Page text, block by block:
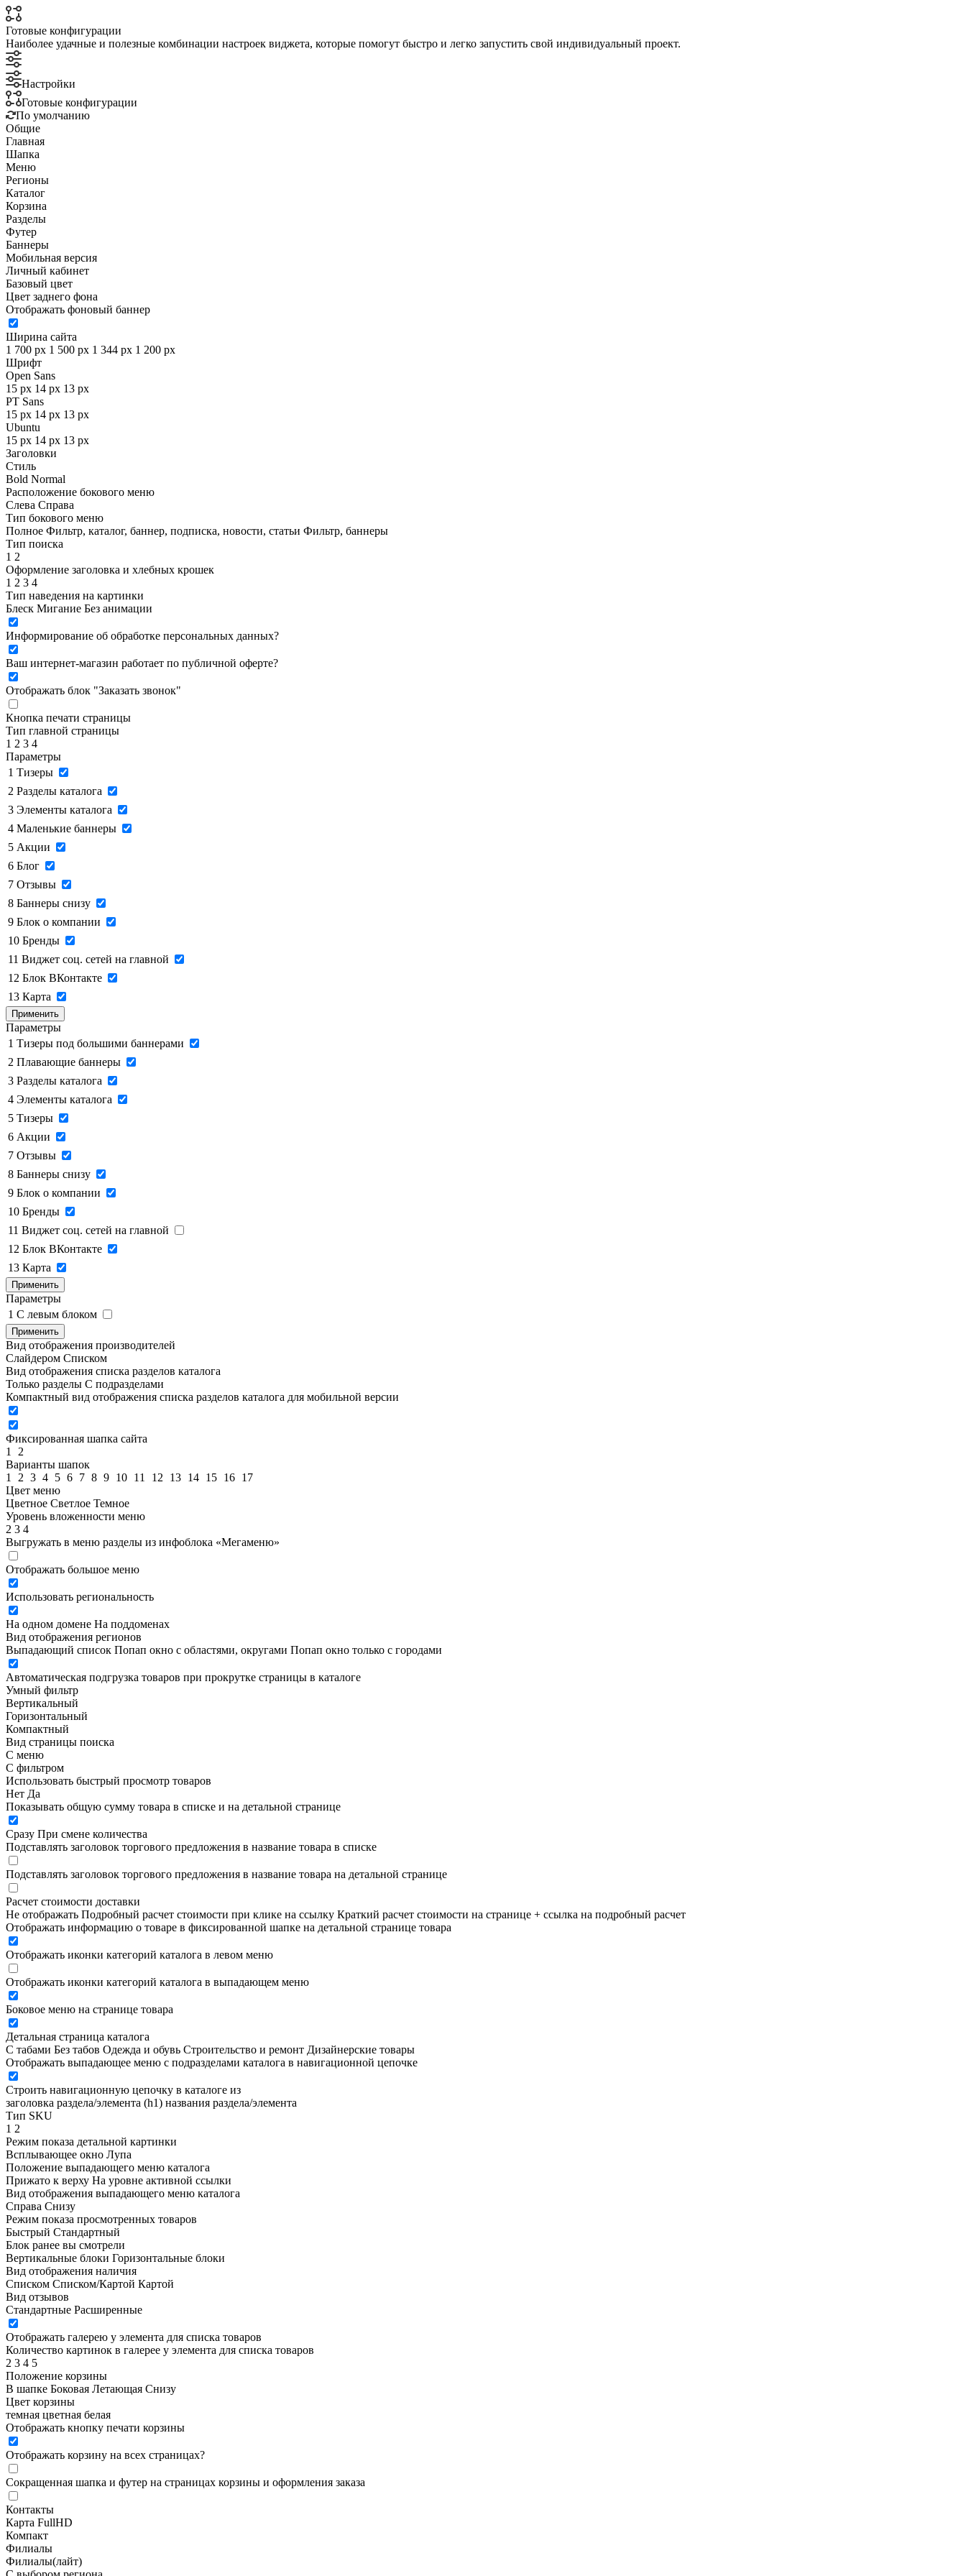
Готовые конфигурации
Наиболее удачные и полезные комбинации настроек виджета, которые помогут быстро и легко запустить свой индивидуальный проект.
Настройки
Готовые конфигурации
По умолчанию
Общие
Главная
Шапка
Меню
Регионы
Каталог
Корзина
Разделы
Футер
Баннеры
Мобильная версия
Личный кабинет
Базовый цвет
Цвет заднего фона
Отображать фоновый баннер
Ширина сайта
1 700 px 1 500 px 1 344 px 1 200 px
Шрифт
Open Sans
15 px 14 px 13 px
PT Sans
15 px 14 px 13 px
Ubuntu
15 px 14 px 13 px
Заголовки
Стиль
Bold Normal
Расположение бокового меню
Слева Справа
Тип бокового меню
Полное Фильтр, каталог, баннер, подписка, новости, статьи Фильтр, баннеры
Тип поиска
1 2
Оформление заголовка и хлебных крошек
1 2 3 4
Тип наведения на картинки
Блеск Мигание Без анимации
Информирование об обработке персональных данных?
Ваш интернет-магазин работает по публичной оферте?
Отображать блок "Заказать звонок"
Кнопка печати страницы
Тип главной страницы
1 2 3 4
Параметры
1 Тизеры
2 Разделы каталога
3 Элементы каталога
4 Маленькие баннеры
5 Акции
6 Блог
7 Отзывы
8 Баннеры снизу
9 Блок о компании
10 Бренды
11 Виджет соц. сетей на главной
12 Блок ВКонтакте
13 Карта
Применить
Параметры
1 Тизеры под большими баннерами
2 Плавающие баннеры
3 Разделы каталога
4 Элементы каталога
5 Тизеры
6 Акции
7 Отзывы
8 Баннеры снизу
9 Блок о компании
10 Бренды
11 Виджет соц. сетей на главной
12 Блок ВКонтакте
13 Карта
Применить
Параметры
1 C левым блоком
Применить
Вид отображения производителей
Слайдером Списком
Вид отображения списка разделов каталога
Только разделы С подразделами
Компактный вид отображения списка разделов каталога для мобильной версии
Фиксированная шапка сайта
1
2
Варианты шапок
1
2 3 4 5 6 7 8 9 10 11 12 13 14 15 16 17
Цвет меню
Цветное Светлое Темное
Уровень вложенности меню
2 3 4
Выгружать в меню разделы из инфоблока «Мегаменю»
Отображать большое меню
Использовать региональность
На одном домене На поддоменах
Вид отображения регионов
Выпадающий список Попап окно c областями, округами Попап окно только с городами
Автоматическая подгрузка товаров при прокрутке страницы в каталоге
Умный фильтр
Вертикальный
Горизонтальный
Компактный
Вид страницы поиска
С меню
С фильтром
Использовать быстрый просмотр товаров
Нет Да
Показывать общую сумму товара в списке и на детальной странице
Сразу При смене количества
Подставлять заголовок торгового предложения в название товара в списке
Подставлять заголовок торгового предложения в название товара на детальной странице
Расчет стоимости доставки
Не отображать Подробный расчет стоимости при клике на ссылку Краткий расчет стоимости на странице + ссылка на подробный расчет
Отображать информацию о товаре в фиксированной шапке на детальной странице товара
Отображать иконки категорий каталога в левом меню
Отображать иконки категорий каталога в выпадающем меню
Боковое меню на странице товара
Детальная страница каталога
С табами Без табов Одежда и обувь Строительство и ремонт Дизайнерские товары
Отображать выпадающее меню с подразделами каталога в навигационной цепочке
Строить навигационную цепочку в каталоге из
заголовка раздела/элемента (h1) названия раздела/элемента
Тип SKU
1 2
Режим показа детальной картинки
Всплывающее окно Лупа
Положение выпадающего меню каталога
Прижато к верху На уровне активной ссылки
Вид отображения выпадающего меню каталога
Справа Снизу
Режим показа просмотренных товаров
Быстрый Стандартный
Блок ранее вы смотрели
Вертикальные блоки Горизонтальные блоки
Вид отображения наличия
Списком Списком/Картой Картой
Вид отзывов
Стандартные Расширенные
Отображать галерею у элемента для списка товаров
Количество картинок в галерее у элемента для списка товаров
2 3 4 5
Положение корзины
В шапке Боковая Летающая Снизу
Цвет корзины
темная цветная белая
Отображать кнопку печати корзины
Отображать корзину на всех страницах?
Сокращенная шапка и футер на страницах корзины и оформления заказа
Контакты
Карта FullHD
Компакт
Филиалы
Филиалы(лайт)